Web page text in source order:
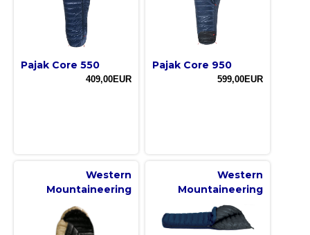
Pajak Core 550
409,00EUR
Pajak Core 950
599,00EUR
Western
Mountaineering
Western
Mountaineering